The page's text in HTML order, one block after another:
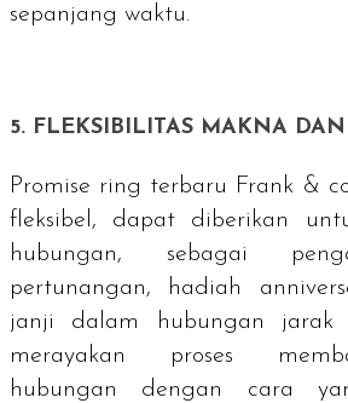
sepanjang waktu.
5. FLEKSIBILITAS MAKNA
Promise ring terbaru Frank &
fleksibel, dapat diberikan
hubungan, sebagai
pertunangan, hadiah
janji dalam hubungan jarak
merayakan proses
hubungan dengan cara